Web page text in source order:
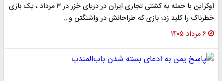
اوکراین با حمله به کشتی تجاری ایران در دریای خزر در ۳ مرداد ، یک بازی
خطرناک را کلید زد؛ بازی که طراحانش در واشنگتن و…
۶ مرداد ۱۴۰۵